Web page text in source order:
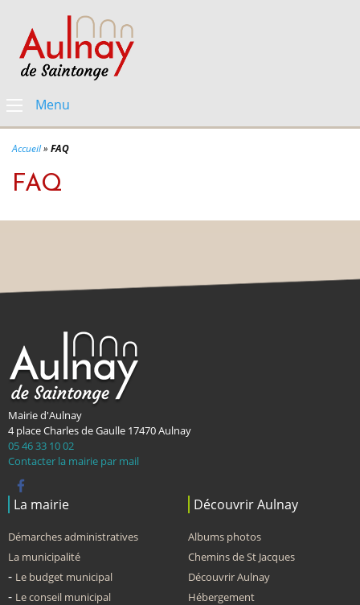
Menu
Accueil» FAQ
FAQ
Mairie d'Aulnay
4 place Charles de Gaulle 17470Aulnay
05 46 33 10 02
Contacter la mairie par mail
La mairie
Démarches administratives
La municipalité
Le budget municipal
Le conseil municipal
Découvrir Aulnay
Albums photos
Chemins de St Jacques
Découvrir Aulnay
Hébergement